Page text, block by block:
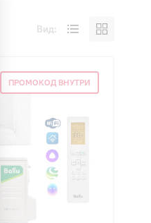
Вид:
ПРОМОКОД ВНУТРИ